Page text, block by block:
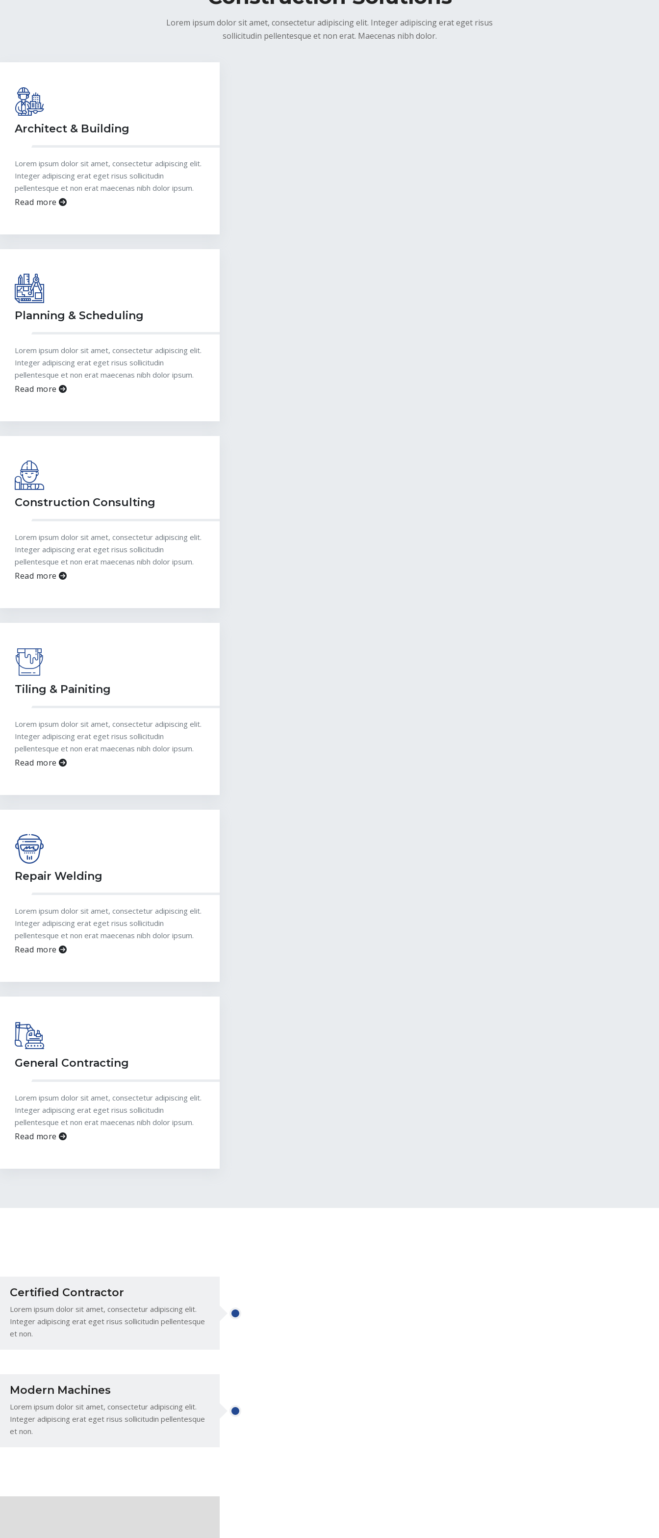
Lorem ipsum dolor sit amet, consectetur adipiscing elit. Integer adipiscing erat eget risus
sollicitudin pellentesque et non erat. Maecenas nibh dolor.
Architect & Building
Lorem ipsum dolor sit amet, consectetur adipiscing elit.
Integer adipiscing erat eget risus sollicitudin
pellentesque et non erat maecenas nibh dolor ipsum.
Read more
Planning & Scheduling
Lorem ipsum dolor sit amet, consectetur adipiscing elit.
Integer adipiscing erat eget risus sollicitudin
pellentesque et non erat maecenas nibh dolor ipsum.
Read more
Construction Consulting
Lorem ipsum dolor sit amet, consectetur adipiscing elit.
Integer adipiscing erat eget risus sollicitudin
pellentesque et non erat maecenas nibh dolor ipsum.
Read more
Tiling & Painiting
Lorem ipsum dolor sit amet, consectetur adipiscing elit.
Integer adipiscing erat eget risus sollicitudin
pellentesque et non erat maecenas nibh dolor ipsum.
Read more
Repair Welding
Lorem ipsum dolor sit amet, consectetur adipiscing elit.
Integer adipiscing erat eget risus sollicitudin
pellentesque et non erat maecenas nibh dolor ipsum.
Read more
General Contracting
Lorem ipsum dolor sit amet, consectetur adipiscing elit.
Integer adipiscing erat eget risus sollicitudin
pellentesque et non erat maecenas nibh dolor ipsum.
Read more
Certified Contractor
Lorem ipsum dolor sit amet, consectetur adipiscing elit.
Integer adipiscing erat eget risus sollicitudin pellentesque
et non.
Modern Machines
Lorem ipsum dolor sit amet, consectetur adipiscing elit.
Integer adipiscing erat eget risus sollicitudin pellentesque
et non.